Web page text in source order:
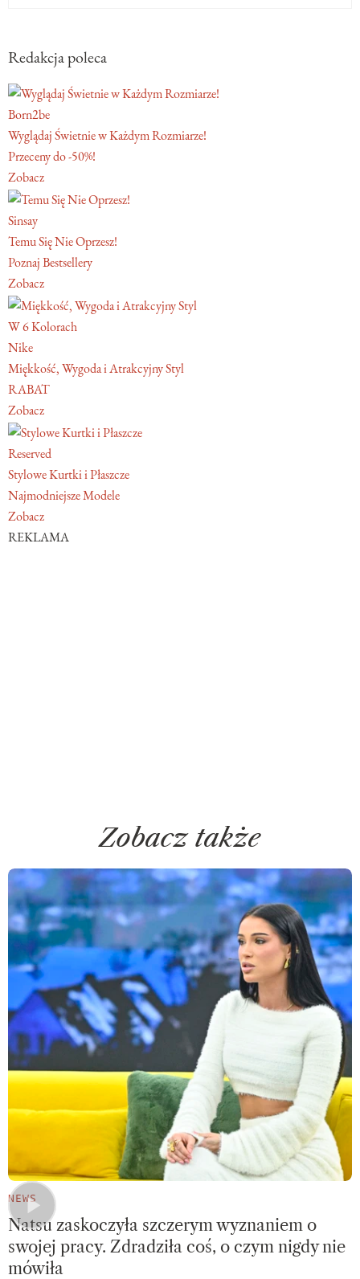
Redakcja poleca
Born2be
Wyglądaj Świetnie w Każdym Rozmiarze!
Przeceny do -50%!
Zobacz
Sinsay
Temu Się Nie Oprzesz!
Poznaj Bestsellery
Zobacz
W 6 Kolorach
Nike
Miękkość, Wygoda i Atrakcyjny Styl
RABAT
Zobacz
Reserved
Stylowe Kurtki i Płaszcze
Najmodniejsze Modele
Zobacz
REKLAMA
Zobacz także
NEWS
Natsu zaskoczyła szczerym wyznaniem o
swojej pracy. Zdradziła coś, o czym nigdy nie
mówiła